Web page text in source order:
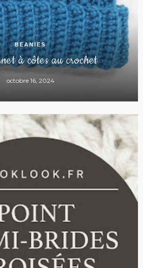
BEANIES
à côtes au crochet
octobre 16, 2024